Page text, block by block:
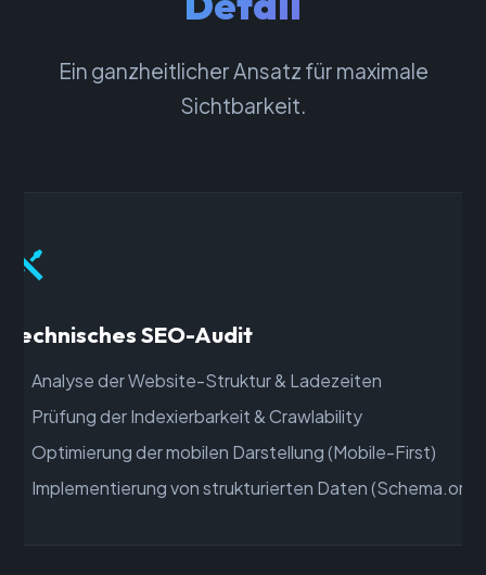
Ein ganzheitlicher Ansatz für maximale
Sichtbarkeit.
Technisches SEO-Audit
Analyse der Website-Struktur & Ladezeiten
Prüfung der Indexierbarkeit & Crawlability
Optimierung der mobilen Darstellung (Mobile-First)
Implementierung von strukturierten Daten (Schema.org)